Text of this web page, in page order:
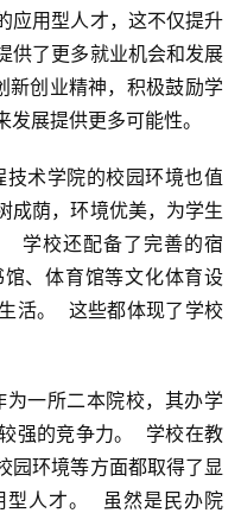
应用型人才，这不仅提升
供了更多就业机会和发展
新创业精神，积极鼓励学
展提供更多可能性。
成荫，环境优美，为学生
学校还配备了完善的宿
、体育馆等文化体育设
活。  这些都体现了学校
强的竞争力。  学校在教
园环境等方面都取得了显
型人才。  虽然是民办院